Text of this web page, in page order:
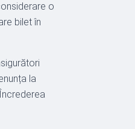
o
bilet în
la